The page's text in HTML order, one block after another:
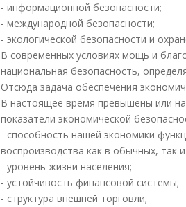
- информационной безопасности;
- международной безопасности;
- экологической безопасности и
В современных условиях мощь и
национальная безопасность,
Отсюда задача обеспечения
В настоящее время превышены или
показатели экономической
- способность нашей экономики
воспроизводства как в обычных, так
- уровень жизни населения;
- устойчивость финансовой системы;
- структура внешней торговли;